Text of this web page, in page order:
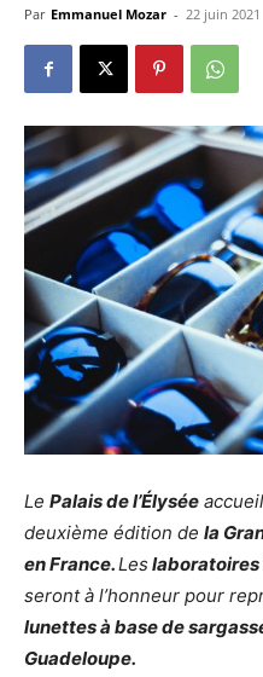
Par Emmanuel Mozar - 22 juin 2021
Le Palais de l’Élysée
deuxième édition de la
en France.Les
seront à l’honneur pour
lunettes à base de
Guadeloupe.